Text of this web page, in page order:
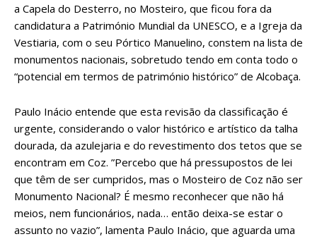
a Capela do Desterro, no Mosteiro, que ficou fora da
candidatura a Património Mundial da UNESCO, e a Igreja da
Vestiaria, com o seu Pórtico Manuelino, constem na lista de
monumentos nacionais, sobretudo tendo em conta todo o
“potencial em termos de património histórico” de Alcobaça.
Paulo Inácio entende que esta revisão da classificação é
urgente, considerando o valor histórico e artístico da talha
dourada, da azulejaria e do revestimento dos tetos que se
encontram em Coz. ”Percebo que há pressupostos de lei
que têm de ser cumpridos, mas o Mosteiro de Coz não ser
Monumento Nacional? É mesmo reconhecer que não há
meios, nem funcionários, nada… então deixa-se estar o
assunto no vazio”, lamenta Paulo Inácio, que aguarda uma